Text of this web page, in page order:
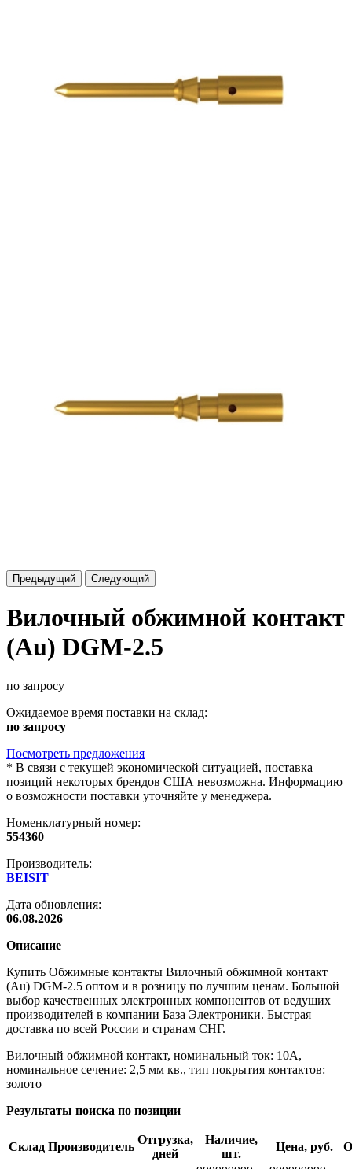
Предыдущий Следующий
Вилочный обжимной контакт
(Au) DGM-2.5
по запросу
Ожидаемое время поставки на склад:
по запросу
Посмотреть предложения
* В связи с текущей экономической ситуацией, поставка
позиций некоторых брендов США невозможна. Информацию
о возможности поставки уточняйте у менеджера.
Номенклатурный номер:
554360
Производитель:
BEISIT
Дата обновления:
06.08.2026
Описание
Купить Обжимные контакты Вилочный обжимной контакт
(Au) DGM-2.5 оптом и в розницу по лучшим ценам. Большой
выбор качественных электронных компонентов от ведущих
производителей в компании База Электроники. Быстрая
доставка по всей России и странам СНГ.
Вилочный обжимной контакт, номинальный ток: 10A,
номинальное сечение: 2,5 мм кв., тип покрытия контактов:
золото
Результаты поиска по позиции
Склад Производитель
Отгрузка,
дней
Наличие,
шт.
Цена, руб.